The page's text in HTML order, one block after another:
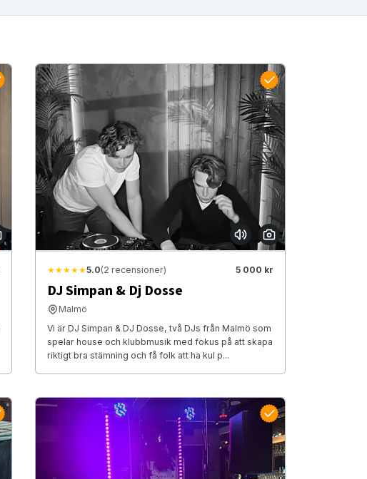
★★★★★5.0(2 recensioner) 5 000 kr
DJ Simpan & Dj Dosse
Malmö
Vi är DJ Simpan & DJ Dosse, två DJs från Malmö som
spelar house och klubbmusik med fokus på att skapa
riktigt bra stämning och få folk att ha kul p...